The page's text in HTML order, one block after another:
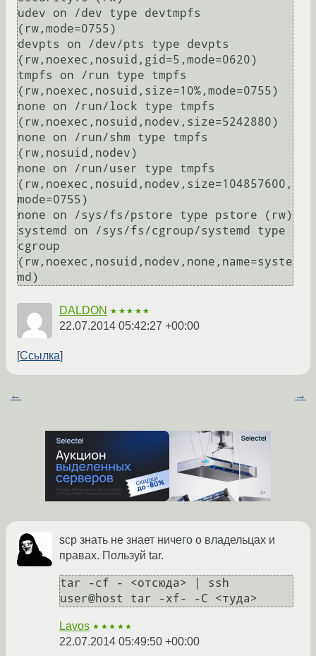
udev on /dev type devtmpfs
(rw,mode=0755)
devpts on /dev/pts type devpts
(rw,noexec,nosuid,gid=5,mode=0620)
tmpfs on /run type tmpfs
(rw,noexec,nosuid,size=10%,mode=0755)
none on /run/lock type tmpfs
(rw,noexec,nosuid,nodev,size=5242880)
none on /run/shm type tmpfs
(rw,nosuid,nodev)
none on /run/user type tmpfs
(rw,noexec,nosuid,nodev,size=104857600,
mode=0755)
none on /sys/fs/pstore type pstore (rw)
systemd on /sys/fs/cgroup/systemd type
cgroup
(rw,noexec,nosuid,nodev,none,name=syste
md)
DALDON ★★★★★
22.07.2014 05:42:27 +00:00
Ссылка
← →
scp знать не знает ничего о владельцах и
правах. Пользуй tar.
tar -cf - <отсюда> | ssh
Lavos ★★★★★
22.07.2014 05:49:50 +00:00